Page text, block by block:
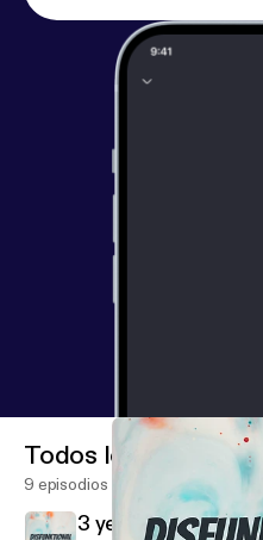
Todos los episodios
9 episodios
3 years later....